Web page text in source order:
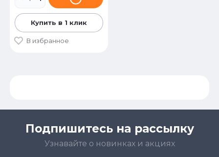
Купить в 1 клик
В избранное
Подпишитесь на рассылку
Узнавайте о новинках и акциях